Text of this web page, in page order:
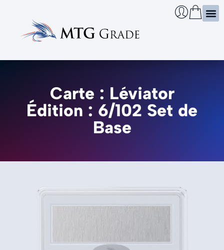
Carte : Léviator
Édition : 6/102 Set de
Base